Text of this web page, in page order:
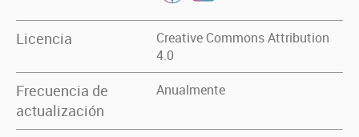
Licencia
Creative Commons Attribution
4.0
Frecuencia de
actualización
Anualmente